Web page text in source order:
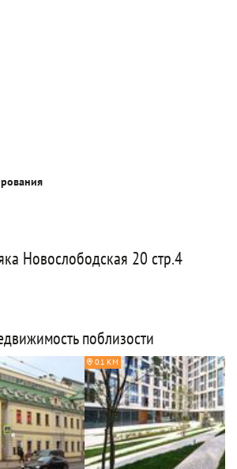
Новослободская 20 стр.4
поблизости
0.1 КМ